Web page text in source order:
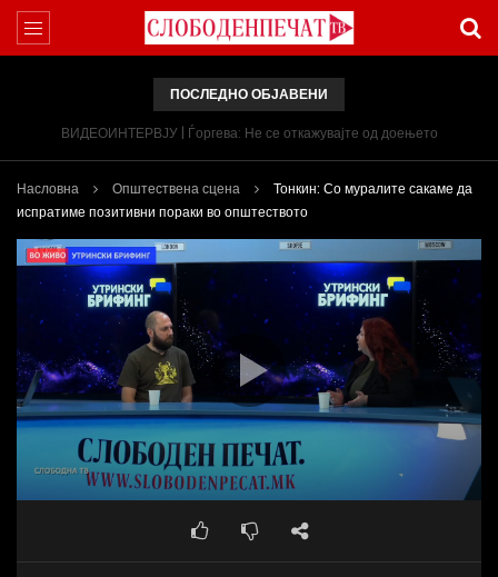
ПОСЛЕДНО ОБЈАВЕНИ
ВИДЕОИНТЕРВЈУ | Ѓоргева: Не се откажувајте од доењето
Насловна Општествена сцена
Тонкин: Со муралите сакаме да
испратиме позитивни пораки во општеството